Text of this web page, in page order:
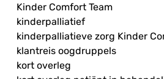
Kinder Comfort Team
kinderpalliatief
kinderpalliatieve zorg Kinder
klantreis oogdruppels
kort overleg